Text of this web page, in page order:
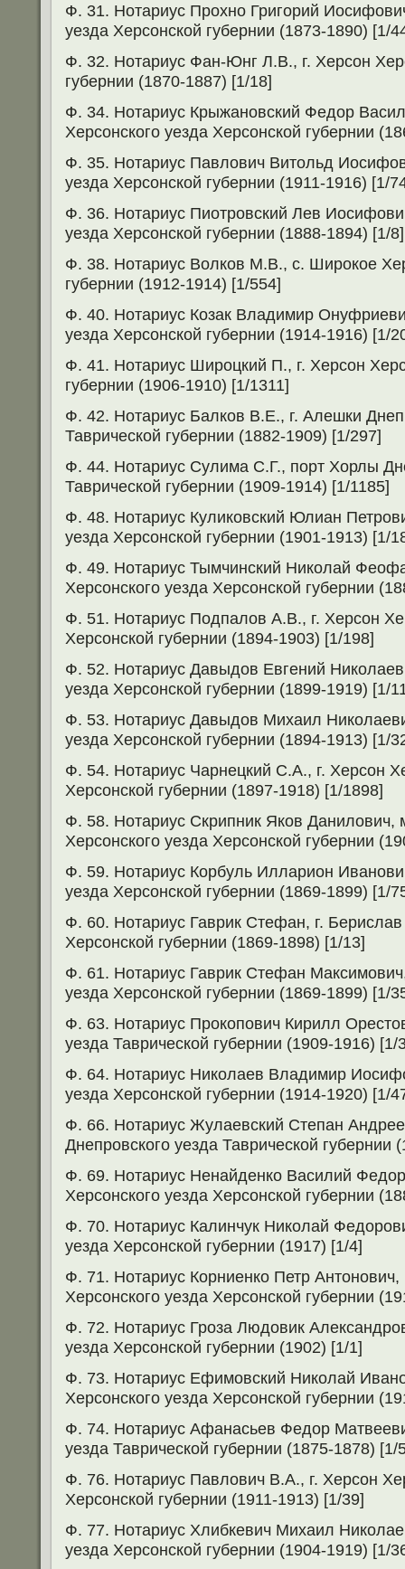
Ф. 31. Нотариус Прохно Григорий
уезда Херсонской губернии (1873-1890) [1/
Ф. 32. Нотариус Фан-Юнг Л.В., г. Херсон
губернии (1870-1887) [1/18]
Ф. 34. Нотариус Крыжановский Федор
Херсонского уезда Херсонской губернии
Ф. 35. Нотариус Павлович Витольд
уезда Херсонской губернии (1911-1916) [1/
Ф. 36. Нотариус Пиотровский Лев
уезда Херсонской губернии (1888-1894) [1/8]
Ф. 38. Нотариус Волков М.В., с. Широкое
губернии (1912-1914) [1/554]
Ф. 40. Нотариус Козак Владимир
уезда Херсонской губернии (1914-1916) [1/
Ф. 41. Нотариус Широцкий П., г. Херсон
губернии (1906-1910) [1/1311]
Ф. 42. Нотариус Балков В.Е., г. Алешки
Таврической губернии (1882-1909) [1/297]
Ф. 44. Нотариус Сулима С.Г., порт Хорлы
Таврической губернии (1909-1914) [1/1185]
Ф. 48. Нотариус Куликовский Юлиан
уезда Херсонской губернии (1901-1913) [1/
Ф. 49. Нотариус Тымчинский Николай
Херсонского уезда Херсонской губернии
Ф. 51. Нотариус Подпалов А.В., г. Херсон
Херсонской губернии (1894-1903) [1/198]
Ф. 52. Нотариус Давыдов Евгений
уезда Херсонской губернии (1899-1919) [1/
Ф. 53. Нотариус Давыдов Михаил
уезда Херсонской губернии (1894-1913) [1/
Ф. 54. Нотариус Чарнецкий С.А., г. Херсон
Херсонской губернии (1897-1918) [1/1898]
Ф. 58. Нотариус Скрипник Яков Данилович,
Херсонского уезда Херсонской губернии
Ф. 59. Нотариус Корбуль Илларион
уезда Херсонской губернии (1869-1899) [1/
Ф. 60. Нотариус Гаврик Стефан, г. Берислав
Херсонской губернии (1869-1898) [1/13]
Ф. 61. Нотариус Гаврик Стефан
уезда Херсонской губернии (1869-1899) [1/
Ф. 63. Нотариус Прокопович Кирилл
уезда Таврической губернии (1909-1916) [1/
Ф. 64. Нотариус Николаев Владимир
уезда Херсонской губернии (1914-1920) [1/
Ф. 66. Нотариус Жулаевский Степан
Днепровского уезда Таврической губернии
Ф. 69. Нотариус Ненайденко Василий
Херсонского уезда Херсонской губернии
Ф. 70. Нотариус Калинчук Николай
уезда Херсонской губернии (1917) [1/4]
Ф. 71. Нотариус Корниенко Петр
Херсонского уезда Херсонской губернии
Ф. 72. Нотариус Гроза Людовик
уезда Херсонской губернии (1902) [1/1]
Ф. 73. Нотариус Ефимовский Николай
Херсонского уезда Херсонской губернии
Ф. 74. Нотариус Афанасьев Федор
уезда Таврической губернии (1875-1878) [1/
Ф. 76. Нотариус Павлович В.А., г. Херсон
Херсонской губернии (1911-1913) [1/39]
Ф. 77. Нотариус Хлибкевич Михаил
уезда Херсонской губернии (1904-1919) [1/